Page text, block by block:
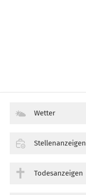
Wetter
Stellenanzeigen
Todesanzeigen